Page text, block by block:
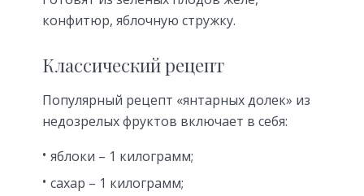
конфитюр, яблочную стружку.
Классический рецепт
Популярный рецепт «янтарных долек» из
недозрелых фруктов включает в себя:
яблоки – 1 килограмм;
сахар – 1 килограмм;